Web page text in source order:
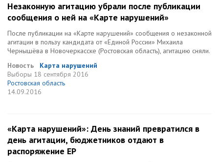
Незаконную агитацию убрали после публикации
сообщения о ней на «Карте нарушений»
После публикации на «Карте нарушений» сообщения о незаконной
агитации в пользу кандидата от «Единой России» Михаила
Чернышёва в Новочеркасске (Ростовская область), агитацию сняли.
Новость
Карта нарушений
Выборы 18 сентября 2016
Ростовская область
14.09.2016
«Карта нарушений»: День знаний превратился в
день агитации, бюджетников отдают в
распоряжение ЕР